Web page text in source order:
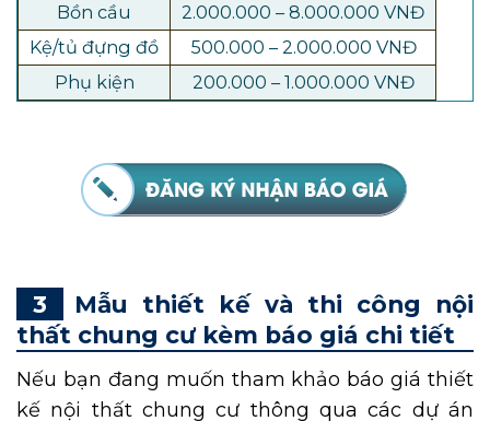
Bồn cầu
2.000.000 – 8.000.000 VNĐ
Kệ/tủ đựng đồ
500.000 – 2.000.000 VNĐ
Phụ kiện
200.000 – 1.000.000 VNĐ
Mẫu thiết kế và thi công nội
thất chung cư kèm báo giá chi tiết
Nếu bạn đang muốn tham khảo báo giá thiết
kế nội thất chung cư thông qua các dự án